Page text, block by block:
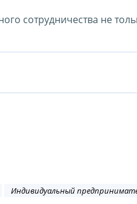
сотрудничества не
Индивидуальный